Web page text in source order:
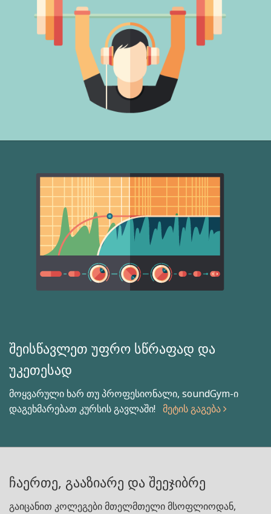
შეისწავლეთ უფრო სწრაფად და
უკეთესად
მოყვარული ხარ თუ პროფესიონალი, soundGym-ი
დაგეხმარებათ კურსის გავლაში! მეტის გაგება
ჩაერთე, გააზიარე და შეეჯიბრე
გაიცანით კოლეგები მთელმთელი მსოფლიოდან,